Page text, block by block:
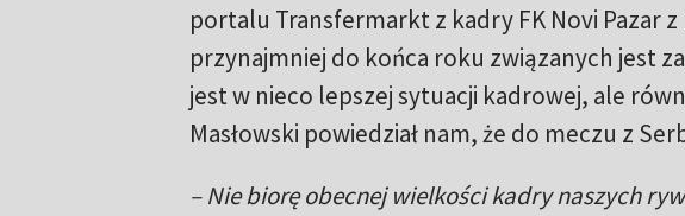
portalu Transfermarkt z kadry FK Novi Pazar
przynajmniej do końca roku związanych jest
jest w nieco lepszej sytuacji kadrowej, ale
Masłowski powiedział nam, że do meczu z
– Nie biorę obecnej wielkości kadry naszych